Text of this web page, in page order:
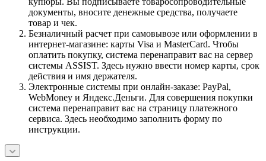
документы, вносите денежные средства, получаете
товар и чек.
Безналичный расчет при самовывозе или оформлении в
интернет-магазине: карты Visa и MasterCard. Чтобы
оплатить покупку, система перенаправит вас на сервер
системы ASSIST. Здесь нужно ввести номер карты, срок
действия и имя держателя.
Электронные системы при онлайн-заказе: PayPal,
WebMoney и Яндекс.Деньги. Для совершения покупки
система перенаправит вас на страницу платежного
сервиса. Здесь необходимо заполнить форму по
инструкции.